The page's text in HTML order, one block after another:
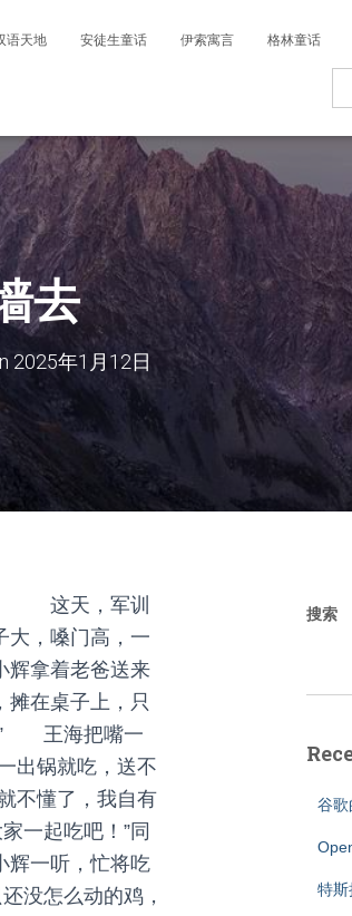
语天地 安徒生童话 伊索寓言 格林童话
去
2025年1月12日
。 这天，军训
大，嗓门高，一
拿着老爸送来
摊在桌子上，只
” 王海把嘴一
出锅就吃，送不
不懂了，我自有
一起吃吧！”同
辉一听，忙将吃
没怎么动的鸡，
搜索
谷歌
特斯